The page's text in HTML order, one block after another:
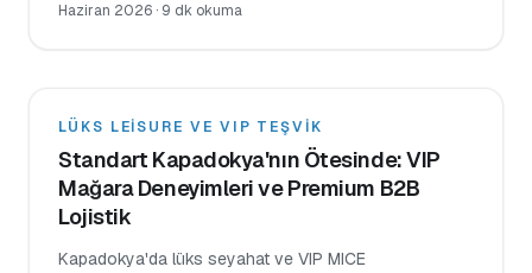
Haziran 2026 · 9 dk okuma
LÜKS LEISURE VE VIP TEŞVIK
Standart Kapadokya'nın Ötesinde: VIP
Mağara Deneyimleri ve Premium B2B
Lojistik
Kapadokya'da lüks seyahat ve VIP MICE